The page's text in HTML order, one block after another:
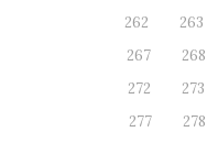
262
263
267
268
272
273
277
278